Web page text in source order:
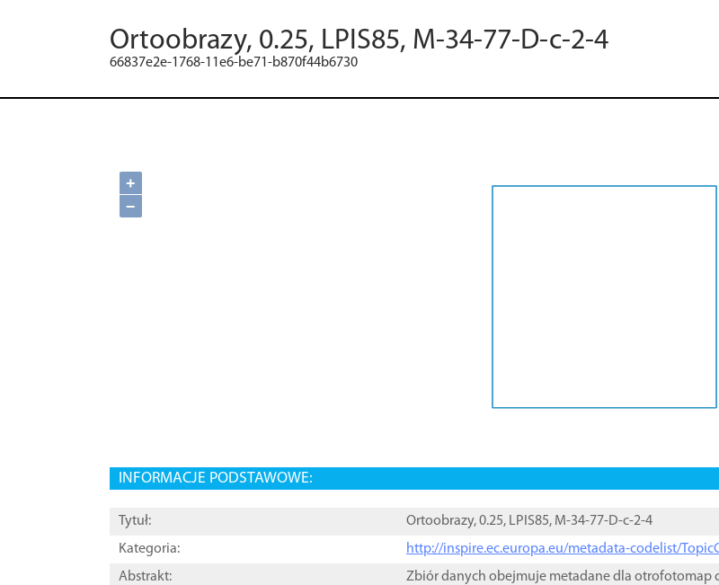
Ortoobrazy, 0.25, LPIS85, M-34-77-D-c-2-4
66837e2e-1768-11e6-be71-b870f44b6730
+
−
INFORMACJE PODSTAWOWE:
Tytuł:
Ortoobrazy, 0.25, LPIS85, M-34-77-D-c-2-4
Kategoria:
http://inspire.ec.europa.eu/metadata-codelist/
Abstrakt:
Zbiór danych obejmuje metadane dla otrofotomap